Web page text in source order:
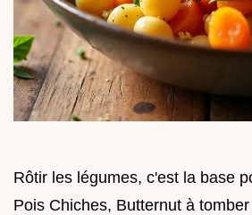
Rôtir les légumes, c'est la base
Pois Chiches, Butternut à